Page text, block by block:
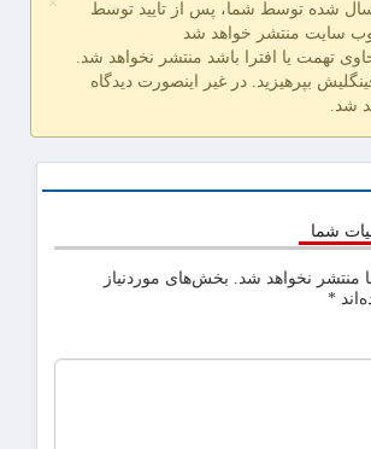
شده توسط شما، پس از تایید توسط
وب سایت منتشر خواهد شد
تهمت یا افترا باشد منتشر نخواهد شد.
بپرهیزید. در غیر اینصورت دیدگاه
شد.
شما
منتشر نخواهد شد.
بخش‌های موردنیاز
*